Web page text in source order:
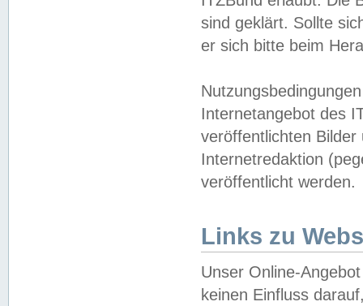
sind geklärt. Sollte
er sich bitte beim
Internetangebot des
veröffentlichten
Internetredaktion
veröffentlicht werden.
Links zu
Unser Online-
keinen Einfluss